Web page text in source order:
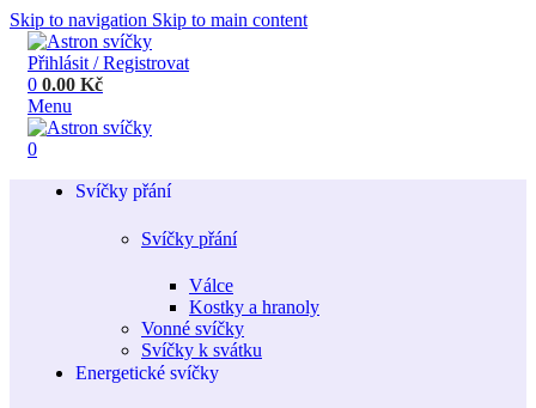
Skip to navigation Skip to main content
Přihlásit / Registrovat
0 0.00 Kč
Menu
0
Svíčky přání
Svíčky přání
Válce
Kostky a hranoly
Vonné svíčky
Svíčky k svátku
Energetické svíčky